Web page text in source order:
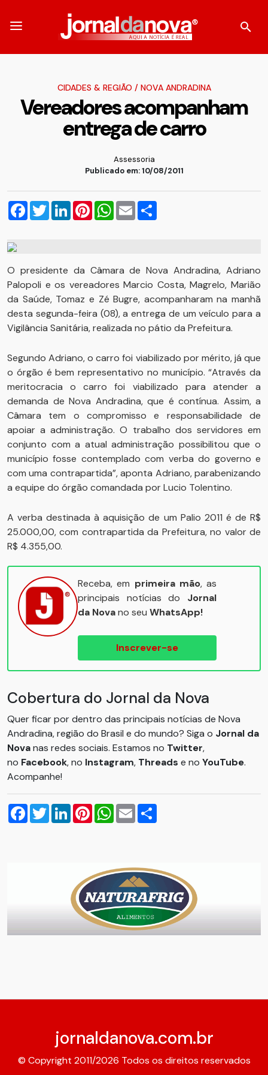
CIDADES & REGIÃO / NOVA ANDRADINA
Vereadores acompanham
entrega de carro
Assessoria
Publicado em: 10/08/2011
Facebook
TwitterLinkedInPinterestWhatsApp
Email
O presidente da Câmara de Nova Andradina, Adriano
Palopoli e os vereadores Marcio Costa, Magrelo, Marião
da Saúde, Tomaz e Zé Bugre, acompanharam na manhã
desta segunda-feira (08), a entrega de um veículo para a
Vigilância Sanitária, realizada no pátio da Prefeitura.
Segundo Adriano, o carro foi viabilizado por mérito, já que
o órgão é bem representativo no município. “Através da
meritocracia o carro foi viabilizado para atender a
demanda de Nova Andradina, que é contínua. Assim, a
Câmara tem o compromisso e responsabilidade de
apoiar a administração. O trabalho dos servidores em
conjunto com a atual administração possibilitou que o
município fosse contemplado com verba do governo e
com uma contrapartida”, aponta Adriano, parabenizando
a equipe do órgão comandada por Lucio Tolentino.
A verba destinada à aquisição de um Palio 2011 é de R$
25.000,00, com contrapartida da Prefeitura, no valor de
R$ 4.355,00.
Receba, em primeira mão, as
principais notícias do Jornal
da Novano seu WhatsApp!
Inscrever-se
Cobertura do Jornal da Nova
Quer ficar por dentro das principais notícias de Nova
Andradina, região do Brasil e do mundo? Siga o Jornal da
Novanas redes sociais. Estamos no Twitter,
no Facebook, no Instagram, Threads e no YouTube.
Acompanhe!
Facebook
TwitterLinkedInPinterestWhatsApp
Email
jornaldanova.com.br
© Copyright 2011/2026 Todos os direitos reservados